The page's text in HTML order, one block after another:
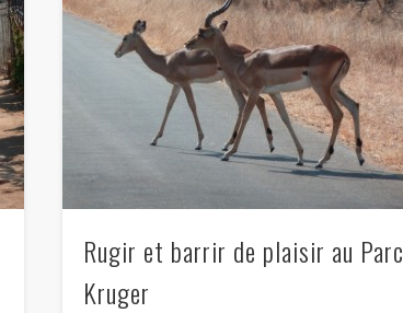
Rugir et barrir de plaisir au Parc
Kruger